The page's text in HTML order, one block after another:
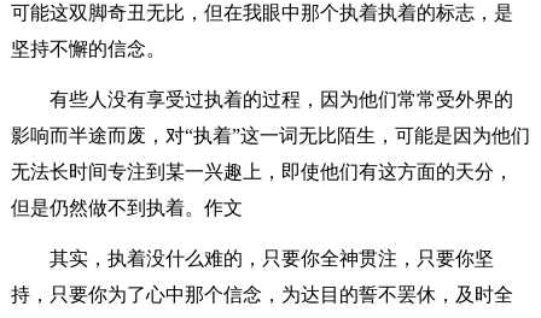
可能这双脚奇丑无比，但在我眼中那个执着执着的标志，是
坚持不懈的信念。
有些人没有享受过执着的过程，因为他们常常受外界的
影响而半途而废，对“执着”这一词无比陌生，可能是因为他们
无法长时间专注到某一兴趣上，即使他们有这方面的天分，
但是仍然做不到执着。作文
其实，执着没什么难的，只要你全神贯注，只要你坚
持，只要你为了心中那个信念，为达目的誓不罢休，及时全